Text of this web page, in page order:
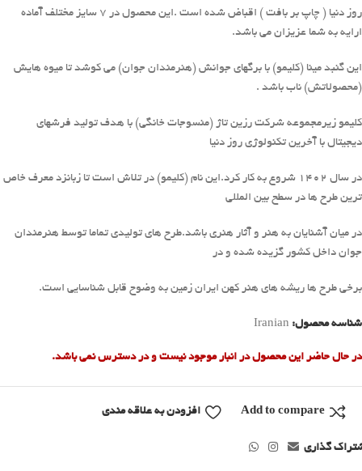
روز دنیا ( چاپ بر بافت ) اقباض شده است .این محصول در 7 سایز مختلف آماده
ارایه به شما عزیزان می باشد.
این گنبد مینا (کلیمو) با برگهای جوانش (هنرمندان جوان) می کوشد تا میوه هایش
(محصولاتش) ناب باشد .
کلیمو زیرمجموعه شرکت رزین تاژ (منسوجات خانگی) با هدف تولید فرشهای
دیجیتال با آخرین تکنولوژی روز دنیا
در سال 1402 شروع به کار کرد.این نام (کلیمو) در تلاش است تا زبانزد معرف خاص
ترین طرح ها در سطح بین المللی
در میان آشنایان به هنر و آثار هنری باشد.طرح های تولیدی تماما توسط هنرمندان
جوان داخل کشور گزیده شده و در
برخی طرح ها ریشه های هنر کهن ایران زمین به وضوح قابل شناسایی است.
شناسه محصول: Iranian
در حال حاضر این محصول در انبار موجود نیست و در دسترس نمی باشد.
Add to compare افزودن به علاقه مندی
گذاری